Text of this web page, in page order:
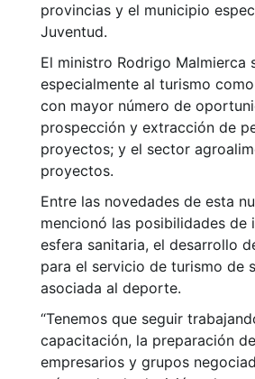
provincias y el municipio
Juventud.
El ministro Rodrigo Malmierca
especialmente al turismo
con mayor número de
prospección y extracción de
proyectos; y el sector
proyectos.
Entre las novedades de esta
mencionó las posibilidades de
esfera sanitaria, el desarrollo
para el servicio de turismo de
asociada al deporte.
“Tenemos que seguir
capacitación, la preparación
empresarios y grupos